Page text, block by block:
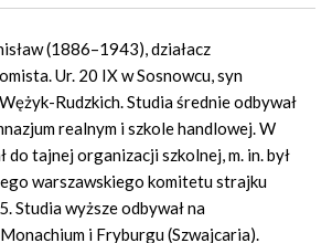
(1886–1943), działacz
Ur. 20 IX w Sosnowcu, syn
Rudzkich. Studia średnie odbywał
realnym i szkole handlowej. W
do tajnej organizacji szkolnej, m. in. był
warszawskiego komitetu strajku
Studia wyższe odbywał na
i Fryburgu (Szwajcaria).